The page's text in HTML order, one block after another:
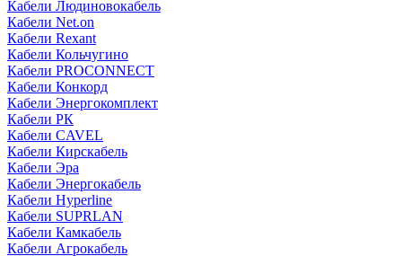
Кабели Людиновокабель
Кабели Net.on
Кабели Rexant
Кабели Кольчугино
Кабели PROCONNECT
Кабели Конкорд
Кабели Энергокомплект
Кабели РК
Кабели CAVEL
Кабели Кирскабель
Кабели Эра
Кабели Энергокабель
Кабели Hyperline
Кабели SUPRLAN
Кабели Камкабель
Кабели Агрокабель